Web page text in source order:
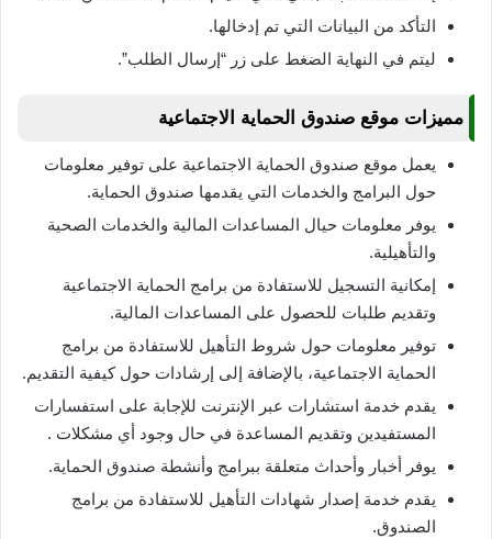
التأكد من البيانات التي تم إدخالها.
ليتم في النهاية الضغط على زر “إرسال الطلب”.
مميزات موقع صندوق الحماية الاجتماعية
يعمل موقع صندوق الحماية الاجتماعية على توفير معلومات
حول البرامج والخدمات التي يقدمها صندوق الحماية.
يوفر معلومات حيال المساعدات المالية والخدمات الصحية
والتأهيلية.
إمكانية التسجيل للاستفادة من برامج الحماية الاجتماعية
وتقديم طلبات للحصول على المساعدات المالية.
توفير معلومات حول شروط التأهيل للاستفادة من برامج
الحماية الاجتماعية، بالإضافة إلى إرشادات حول كيفية التقديم.
يقدم خدمة استشارات عبر الإنترنت للإجابة على استفسارات
المستفيدين وتقديم المساعدة في حال وجود أي مشكلات .
يوفر أخبار وأحداث متعلقة ببرامج وأنشطة صندوق الحماية.
يقدم خدمة إصدار شهادات التأهيل للاستفادة من برامج
الصندوق.